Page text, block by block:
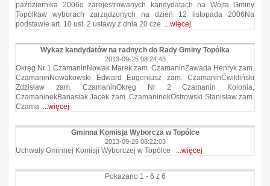
października 2006o zarejestrowanych kandydatach na Wójta Gminy
Topólkaw wyborach zarządzonych na dzień 12 listopada 2006Na
podstawie art. 10 ust. 2 ustawy z dnia 20 cze ...więcej
Wykaz kandydatów na radnych do Rady Gminy Topólka
2013-09-25 08:24:43
Okręg Nr 1 CzamaninNowak Marek zam. CzamaninZawada Henryk zam.
CzamaninNowakowski Edward Eugeniusz zam. CzamaninĆwikliński
Zdzisław zam. CzamaninOkręg Nr 2 Czamanin Kolonia,
CzamaninekBanasiak Jacek zam. CzamaninekOstrowski Stanisław zam.
Czama ...więcej
Gminna Komisja Wyborcza w Topólce
2013-09-25 08:22:03
Uchwały Gminnej Komisji Wyborczej w Topólce ...więcej
Pokazano 1 - 6 z 6